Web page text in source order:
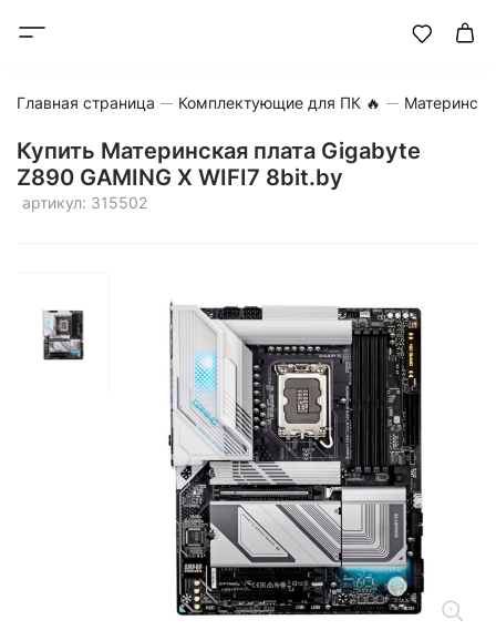
Главная страница Комплектующие для ПК 🔥
Купить Материнская плата Gigabyte
Z890 GAMING X WIFI7 8bit.by
артикул: 315502